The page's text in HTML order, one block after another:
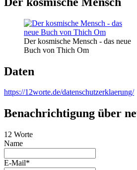
Der kosmische Mensch - das neue
Buch von Thich Om
Daten
https://12worte.de/datenschutzerklaerung/
Benachrichtigung über
12 Worte
Name
E-Mail*